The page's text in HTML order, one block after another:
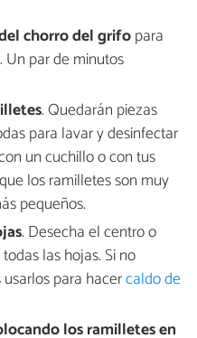
chorro del grifopara
par de minutos
. Quedarán piezas
para lavar y desinfectar
un cuchillo o con tus
los ramilletes son muy
pequeños.
. Desecha el centro o
las hojas. Si no
para hacercaldo de
los ramilletes en